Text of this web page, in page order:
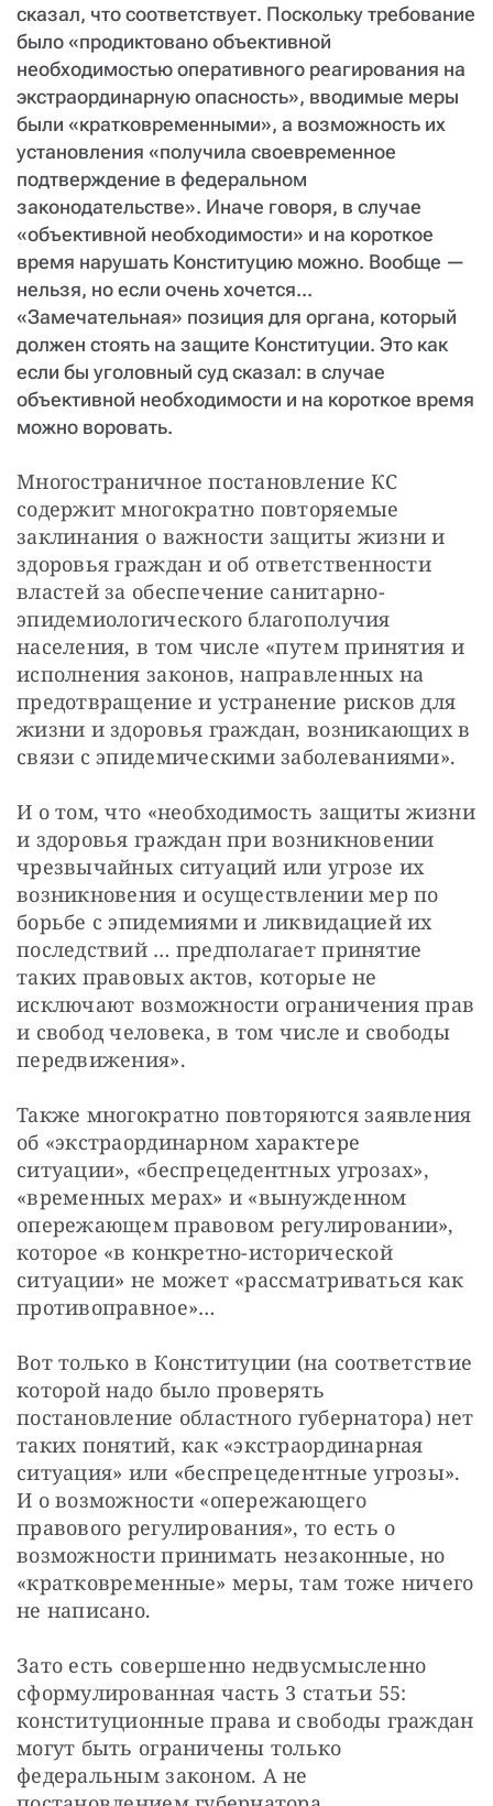
сказал, что соответствует. Поскольку требование
было «продиктовано объективной
необходимостью оперативного реагирования на
экстраординарную опасность», вводимые меры
были «кратковременными», а возможность их
установления «получила своевременное
подтверждение в федеральном
законодательстве». Иначе говоря, в случае
«объективной необходимости» и на короткое
время нарушать Конституцию можно. Вообще —
нельзя, но если очень хочется...
«Замечательная» позиция для органа, который
должен стоять на защите Конституции. Это как
если бы уголовный суд сказал: в случае
объективной необходимости и на короткое время
можно воровать.
Многостраничное постановление КС
содержит многократно повторяемые
заклинания о важности защиты жизни и
здоровья граждан и об ответственности
властей за обеспечение санитарно-
эпидемиологического благополучия
населения, в том числе «путем принятия и
исполнения законов, направленных на
предотвращение и устранение рисков для
жизни и здоровья граждан, возникающих в
связи с эпидемическими заболеваниями».
И о том, что «необходимость защиты жизни
и здоровья граждан при возникновении
чрезвычайных ситуаций или угрозе их
возникновения и осуществлении мер по
борьбе с эпидемиями и ликвидацией их
последствий … предполагает принятие
таких правовых актов, которые не
исключают возможности ограничения прав
и свобод человека, в том числе и свободы
передвижения».
Также многократно повторяются заявления
об «экстраординарном характере
ситуации», «беспрецедентных угрозах»,
«временных мерах» и «вынужденном
опережающем правовом регулировании»,
которое «в конкретно-исторической
ситуации» не может «рассматриваться как
противоправное»…
Вот только в Конституции (на соответствие
которой надо было проверять
постановление областного губернатора) нет
таких понятий, как «экстраординарная
ситуация» или «беспрецедентные угрозы».
И о возможности «опережающего
правового регулирования», то есть о
возможности принимать незаконные, но
«кратковременные» меры, там тоже ничего
не написано.
Зато есть совершенно недвусмысленно
сформулированная часть 3 статьи 55:
конституционные права и свободы граждан
могут быть ограничены только
федеральным законом. А не